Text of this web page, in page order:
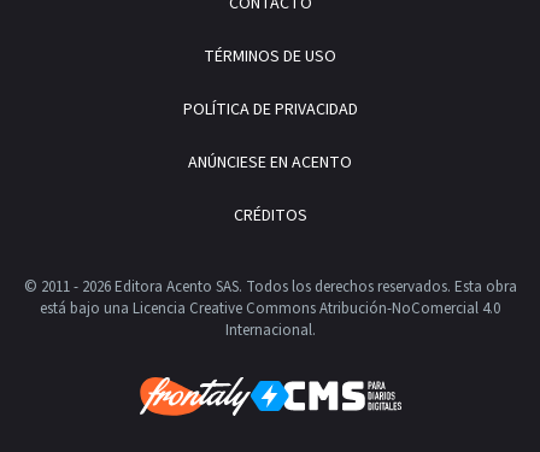
TÉRMINOS DE USO
POLÍTICA DE PRIVACIDAD
ANÚNCIESE EN ACENTO
CRÉDITOS
© 2011 - 2026 Editora Acento SAS. Todos los derechos reservados. Esta obra
está bajo una Licencia Creative Commons Atribución-NoComercial 4.0
Internacional.